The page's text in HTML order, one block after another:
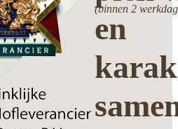
en
(binnen 2